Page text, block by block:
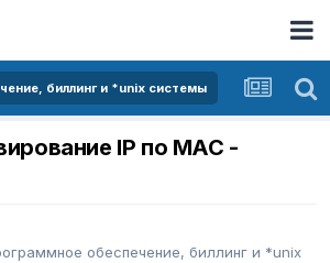
биллинг и *unix системы
IP по МАС -
обеспечение, биллинг и *unix